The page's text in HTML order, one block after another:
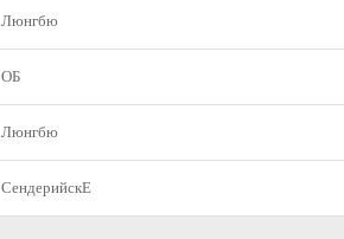
Люнгбю
ОБ
Люнгбю
СендерийскЕ